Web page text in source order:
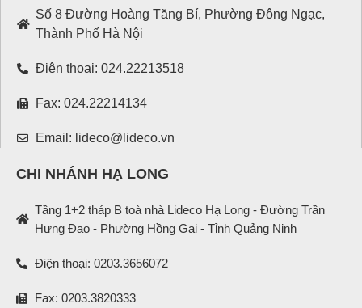
Số 8 Đường Hoàng Tăng Bí, Phường Đông Ngạc,
Thành Phố Hà Nội
Điện thoại: 024.22213518
Fax: 024.22214134
Email: lideco@lideco.vn
CHI NHÁNH HẠ LONG
Tầng 1+2 tháp B toà nhà Lideco Hạ Long - Đường Trần
Hưng Đạo - Phường Hồng Gai - Tỉnh Quảng Ninh
Điện thoại: 0203.3656072
Fax: 0203.3820333